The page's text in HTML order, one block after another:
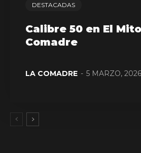
DESTACADAS
Calibre 50 en El
Comadre
LA COMADRE - 5 MARZO, 2026